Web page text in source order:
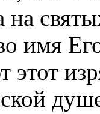
на
имя
этот